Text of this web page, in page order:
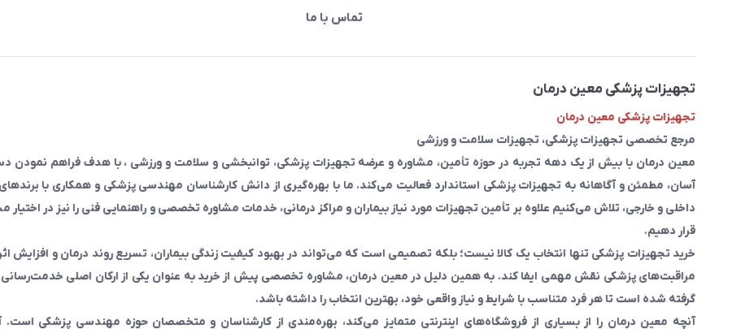
تماس با ما
تجهیزات پزشکی معین درمان
تجهیزات پزشکی معین درمان
مرجع تخصصی تجهیزات پزشکی، تجهیزات سلامت و ورزشی
معین درمان با بیش از یک دهه تجربه در حوزه تأمین، مشاوره و عرضه تجهیزات پزشکی، توانبخشی و سلامت و ورزشی ، با هدف فراهم نمودن
آسان، مطمئن و آگاهانه به تجهیزات پزشکی استاندارد فعالیت می‌کند. ما با بهره‌گیری از دانش کارشناسان مهندسی پزشکی و همکاری با
داخلی و خارجی، تلاش می‌کنیم علاوه بر تأمین تجهیزات مورد نیاز بیماران و مراکز درمانی، خدمات مشاوره تخصصی و راهنمایی فنی را نیز در اختیار
قرار دهیم.
خرید تجهیزات پزشکی تنها انتخاب یک کالا نیست؛ بلکه تصمیمی است که می‌تواند در بهبود کیفیت زندگی بیماران، تسریع روند درمان و افزایش
مراقبت‌های پزشکی نقش مهمی ایفا کند. به همین دلیل در معین درمان، مشاوره تخصصی پیش از خرید به عنوان یکی از ارکان اصلی خدمت‌رسانی
گرفته شده است تا هر فرد متناسب با شرایط و نیاز واقعی خود، بهترین انتخاب را داشته باشد.
آنچه معین درمان را از بسیاری از فروشگاه‌های اینترنتی متمایز می‌کند، بهره‌مندی از کارشناسان و متخصصان حوزه مهندسی پزشکی است.